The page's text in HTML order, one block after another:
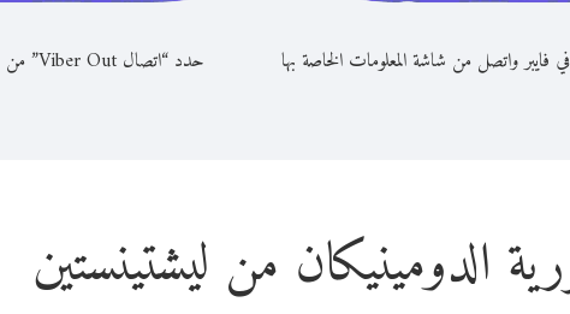
واتصل من شاشة المعلومات الخاصة بها حدد “اتصال Viber Out” من عنوان المحادثة
الدومينيكان من ليشتينستين